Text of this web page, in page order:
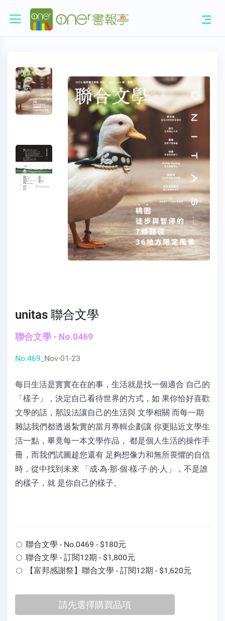
unitas 聯合文學
聯合文學 - No.0469
No.469_ Nov-01-23
每日生活是實實在在的事，生活就是找一個適合 自己的
「樣子」，決定自己看待世界的方式，如 果你恰好喜歡
文學的話，那設法讓自己的生活與 文學相關 而每一期
雜誌我們都透過紮實的當月專輯企劃讓 你更貼近文學生
活一點，畢竟每一本文學作品， 都是個人生活的操作手
冊，而我們試圖趁您還有 足夠想像力和無所畏懼的自信
時，從中找到未來 「成‧為‧那‧個‧樣‧子‧的‧人」，不是誰
的樣子，就 是你自己的樣子。
聯合文學 - No.0469 - $180元
聯合文學 - 訂閱12期 - $1,800元
【富邦感謝祭】聯合文學 - 訂閱12期 - $1,620元